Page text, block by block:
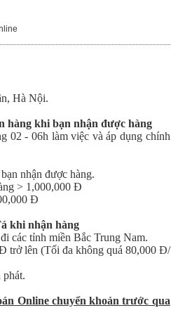
Hà Nội.
hàng khi bạn nhận được hàng
02 - 06h làm việc và áp dụng chính
nhận được hàng.
> 1,000,000 Đ
Đ
khi nhận hàng
các tỉnh miền Bắc Trung Nam.
trở lên (Tối đa không quá 80,000 Đ/
Online chuyển khoản trước qua